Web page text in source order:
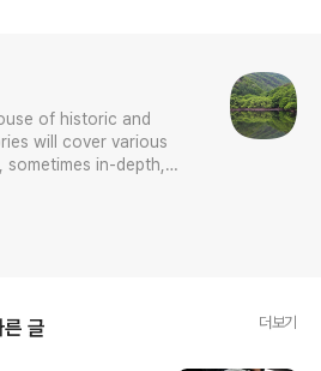
of historic and
will cover various
sometimes in-depth,
common sense or
른 글 더보기